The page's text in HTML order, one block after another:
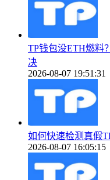
TP钱包没ETH燃料
决
2026-08-07 19:51:31
如何快速检测真假
2026-08-07 16:05:15